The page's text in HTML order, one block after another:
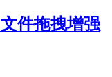
件拖拽增强